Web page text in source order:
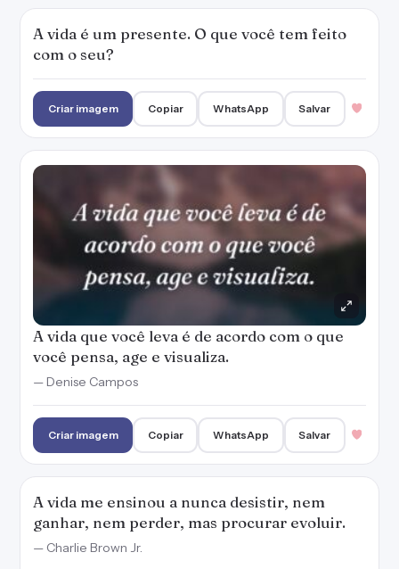
A vida é um presente. O que você tem feito
com o seu?
Criar imagem Copiar WhatsApp Salvar
A vida que você leva é de acordo com o que
você pensa, age e visualiza.
— Denise Campos
Criar imagem Copiar WhatsApp Salvar
A vida me ensinou a nunca desistir, nem
ganhar, nem perder, mas procurar evoluir.
— Charlie Brown Jr.